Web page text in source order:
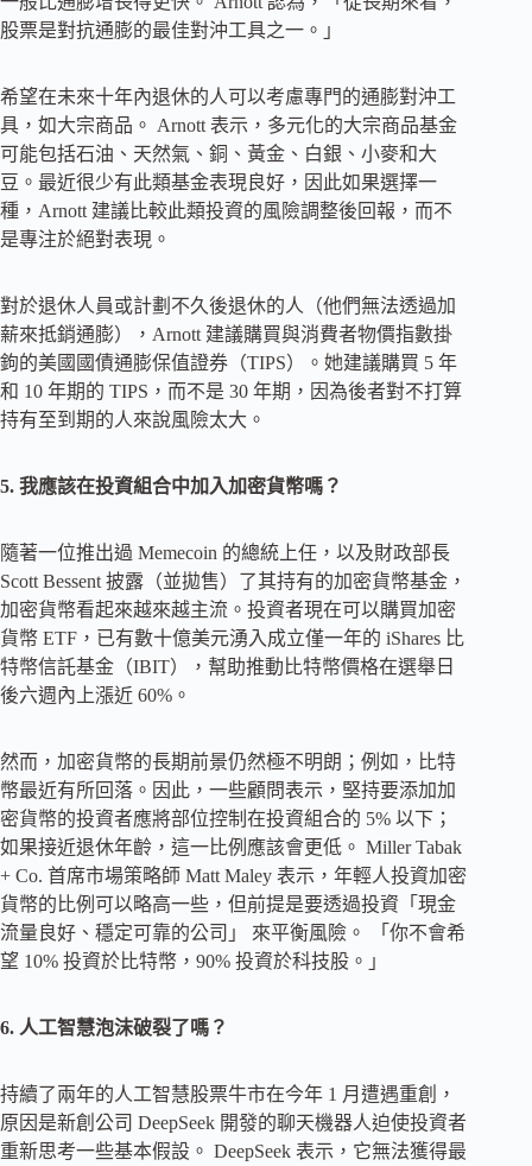
股票是對抗通膨的最佳對沖工具之一。」
希望在未來十年內退休的人可以考慮專門的通膨對沖工
具，如大宗商品。 Arnott 表示，多元化的大宗商品基金
可能包括石油、天然氣、銅、黃金、白銀、小麥和大
豆。最近很少有此類基金表現良好，因此如果選擇一
種，Arnott 建議比較此類投資的風險調整後回報，而不
是專注於絕對表現。
對於退休人員或計劃不久後退休的人（他們無法透過加
薪來抵銷通膨），Arnott 建議購買與消費者物價指數掛
鉤的美國國債通膨保值證券（TIPS）。她建議購買 5 年
和 10 年期的 TIPS，而不是 30 年期，因為後者對不打算
持有至到期的人來說風險太大。
5. 我應該在投資組合中加入加密貨幣嗎？
隨著一位推出過 Memecoin 的總統上任，以及財政部長
Scott Bessent 披露（並拋售）了其持有的加密貨幣基金，
加密貨幣看起來越來越主流。投資者現在可以購買加密
貨幣 ETF，已有數十億美元湧入成立僅一年的 iShares 比
特幣信託基金（IBIT），幫助推動比特幣價格在選舉日
後六週內上漲近 60%。
然而，加密貨幣的長期前景仍然極不明朗；例如，比特
幣最近有所回落。因此，一些顧問表示，堅持要添加加
密貨幣的投資者應將部位控制在投資組合的 5% 以下；
如果接近退休年齡，這一比例應該會更低。 Miller Tabak
+ Co. 首席市場策略師 Matt Maley 表示，年輕人投資加密
貨幣的比例可以略高一些，但前提是要透過投資「現金
流量良好、穩定可靠的公司」 來平衡風險。 「你不會希
望 10% 投資於比特幣，90% 投資於科技股。」
6. 人工智慧泡沫破裂了嗎？
持續了兩年的人工智慧股票牛市在今年 1 月遭遇重創，
原因是新創公司 DeepSeek 開發的聊天機器人迫使投資者
重新思考一些基本假設。 DeepSeek 表示，它無法獲得最